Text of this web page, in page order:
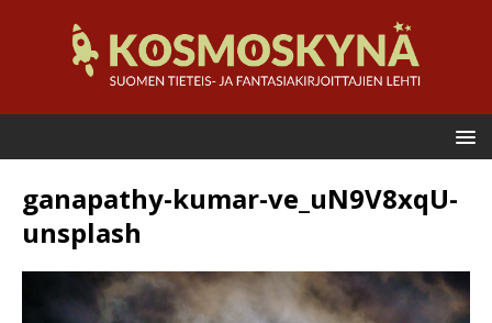
ganapathy-kumar-ve_uN9V8xqU-
unsplash